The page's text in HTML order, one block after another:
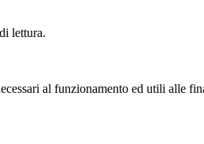
lettura.
al funzionamento ed utili alle